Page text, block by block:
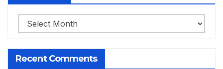
भूली-
बिसरी
खबरे
Recent Comments